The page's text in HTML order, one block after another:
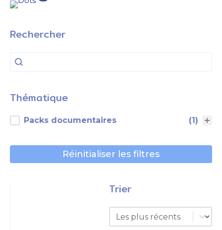
Rechercher
Rechercher
Rechercher
Thématique
Thématique
Packs documentaires (1)
Réinitialiser les filtres
Trier
Trier
Trier